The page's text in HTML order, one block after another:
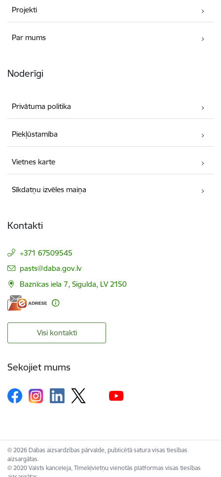
Projekti
Par mums
Noderīgi
Privātuma politika
Piekļūstamība
Vietnes karte
Sīkdatņu izvēles maiņa
Kontakti
+371 67509545
E-pasts:
pasts@daba.gov.lv
Baznīcas iela 7, Sigulda, LV 2150
Visi kontakti
Sekojiet mums
© 2026 Dabas aizsardzības pārvalde, publicētā satura visas tiesības
aizsargātas.
© 2020 Valsts kanceleja, Tīmekļvietņu vienotās platformas visas tiesības